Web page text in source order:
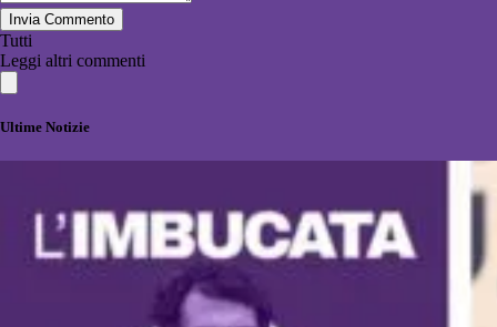
Invia Commento
Tutti
Leggi altri commenti
Ultime Notizie